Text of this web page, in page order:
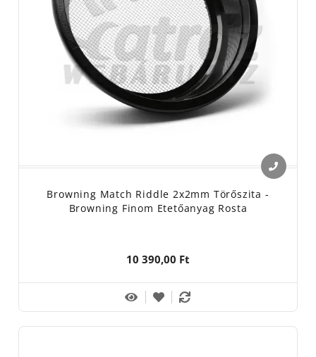
Browning Match Riddle 2x2mm Törőszita -
Browning Finom Etetőanyag Rosta
10 390,00 Ft